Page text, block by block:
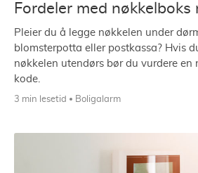
Fordeler med nøkkelboks
Pleier du å legge nøkkelen under
blomsterpotta eller postkassa? Hvis
nøkkelen utendørs bør du vurdere en
kode.
3 min lesetid Boligalarm